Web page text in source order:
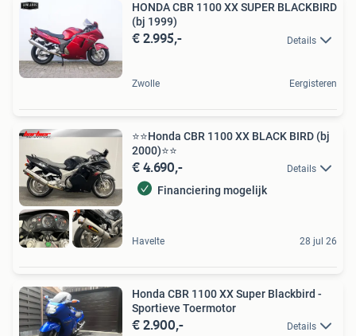
HONDA CBR 1100 XX SUPER BLACKBIRD
(bj 1999)
€ 2.995,- Details
Zwolle Eergisteren
⭐️⭐Honda CBR 1100 XX BLACK BIRD (bj
2000)⭐️⭐
€ 4.690,- Details
Financiering mogelijk
Havelte 28 jul 26
Honda CBR 1100 XX Super Blackbird -
Sportieve Toermotor
€ 2.900,- Details